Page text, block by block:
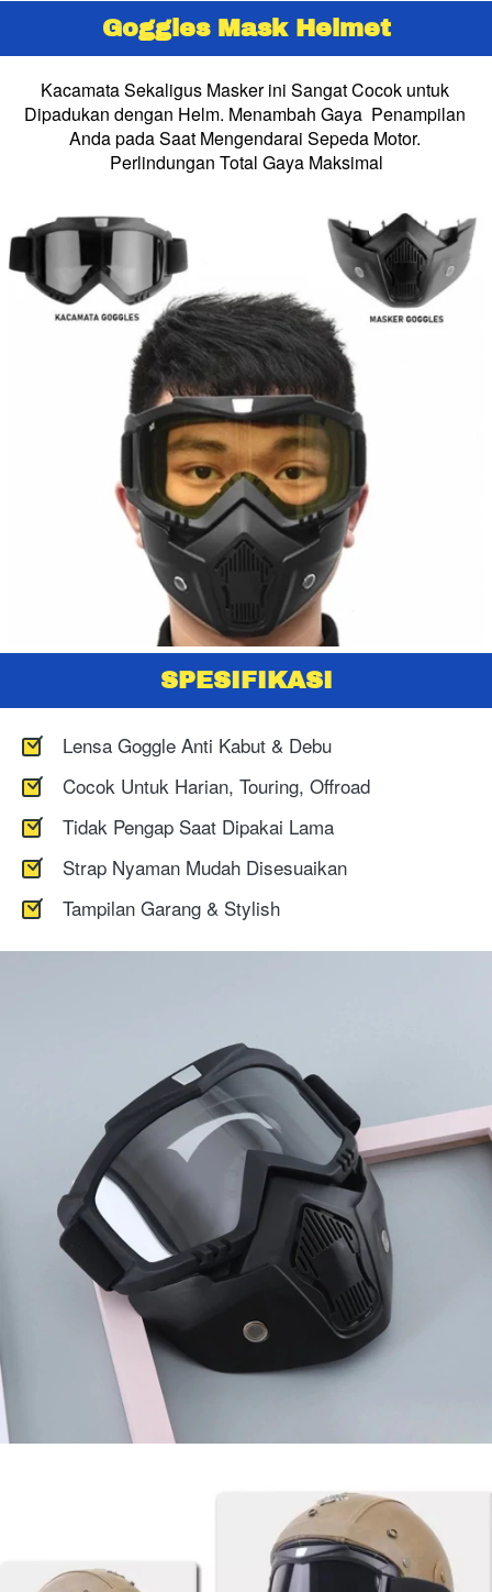
Goggles Mask Helmet
Kacamata Sekaligus Masker ini Sangat Cocok untuk
Dipadukan dengan Helm. Menambah Gaya  Penampilan
Anda pada Saat Mengendarai Sepeda Motor.
Perlindungan Total Gaya Maksimal
SPESIFIKASI
Lensa Goggle Anti Kabut & Debu
Cocok Untuk Harian, Touring, Offroad
Tidak Pengap Saat Dipakai Lama
Strap Nyaman Mudah Disesuaikan
Tampilan Garang & Stylish